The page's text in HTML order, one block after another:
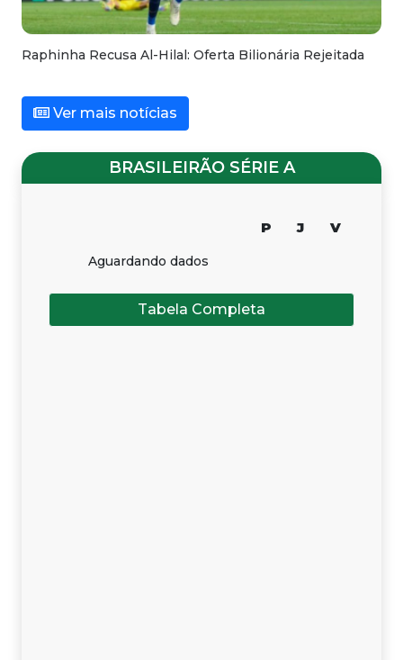
Raphinha Recusa Al-Hilal: Oferta Bilionária Rejeitada
Ver mais notícias
BRASILEIRÃO SÉRIE A
P J V
Aguardando dados
Tabela Completa